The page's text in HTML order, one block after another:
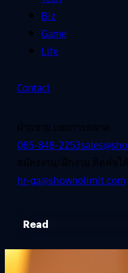
Biz
Game
Life
Contact
ฝ่ายขาย และการตลาด
085-848-2253
สมัครงาน/ฝึกงาน ติดต่อไ
hr-ga@shownolimit.com
Read